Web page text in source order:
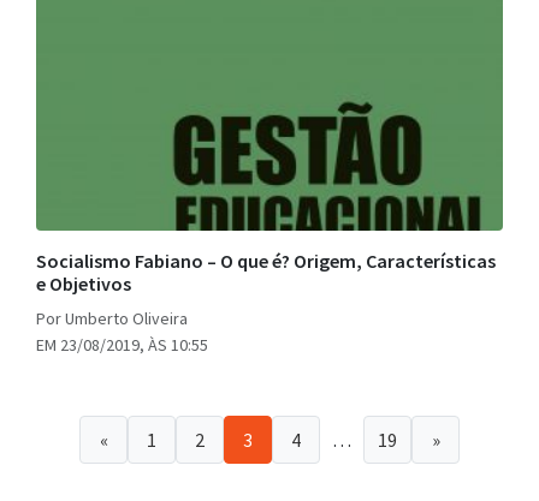
Socialismo Fabiano – O que é? Origem, Características
e Objetivos
Por Umberto Oliveira
EM 23/08/2019, ÀS 10:55
« 1 2 3 4 … 19 »